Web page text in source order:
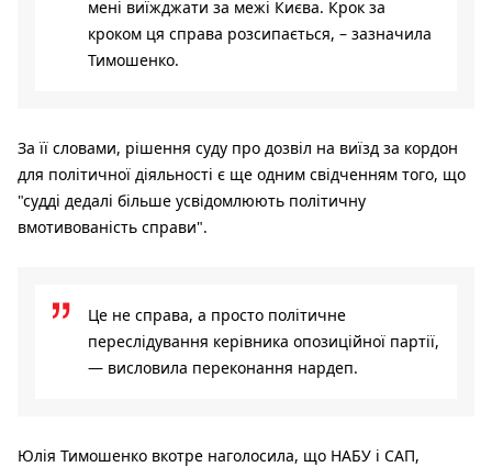
мені виїжджати за межі Києва. Крок за
кроком ця справа розсипається, – зазначила
Тимошенко.
За її словами, рішення суду про дозвіл на виїзд за кордон
для політичної діяльності є ще одним свідченням того, що
"судді дедалі більше усвідомлюють політичну
вмотивованість справи".
Це не справа, а просто політичне
переслідування керівника опозиційної партії,
— висловила переконання нардеп.
Юлія Тимошенко вкотре наголосила, що НАБУ і САП,